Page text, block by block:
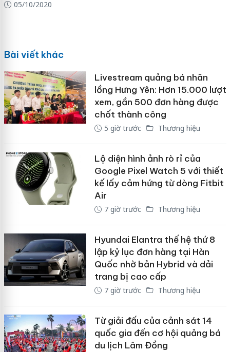
05/10/2020
Bài viết khác
Livestream quảng bá nhãn
lồng Hưng Yên: Hơn 15.000 lượt
xem, gần 500 đơn hàng được
chốt thành công
5 giờ trước Thương hiệu
Lộ diện hình ảnh rò rỉ của
Google Pixel Watch 5 với thiết
kế lấy cảm hứng từ dòng Fitbit
Air
7 giờ trước Thương hiệu
Hyundai Elantra thế hệ thứ 8
lập kỷ lục đơn hàng tại Hàn
Quốc nhờ bản Hybrid và dải
trang bị cao cấp
7 giờ trước Thương hiệu
Từ giải đấu của cảnh sát 14
quốc gia đến cơ hội quảng bá
du lịch Lâm Đồng